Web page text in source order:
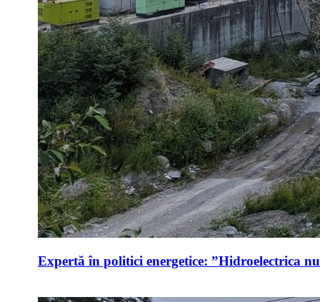
Expertă în politici energetice: ”Hidroelectrica